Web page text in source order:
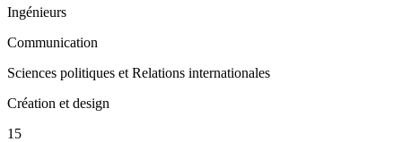
Ingénieurs
Communication
Sciences politiques et Relations internationales
Création et design
15